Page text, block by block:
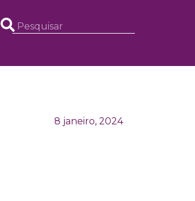
8 janeiro, 2024